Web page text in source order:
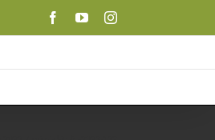
FacebookYouTubeInstagram